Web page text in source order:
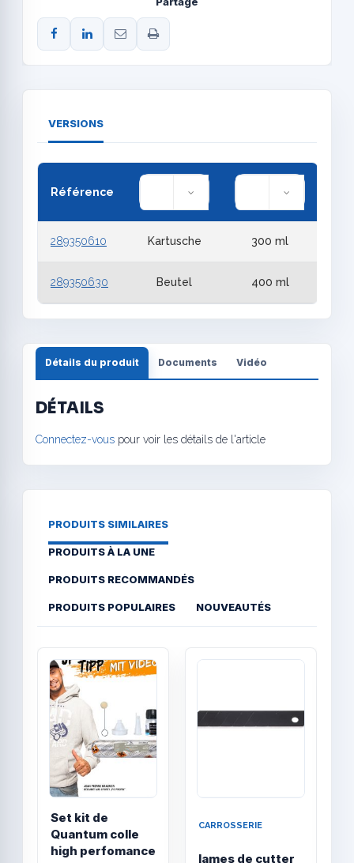
VERSIONS
Référence
289350610 Kartusche 300 ml
289350630 Beutel 400 ml
Détails du produit Documents Vidéo
DÉTAILS
Connectez-vous pour voir les détails de l'article
PRODUITS SIMILAIRES
PRODUITS À LA UNE
PRODUITS RECOMMANDÉS
PRODUITS POPULAIRES NOUVEAUTÉS
Set kit de
Quantum colle
high perfomance
CARROSSERIE
lames de cutter